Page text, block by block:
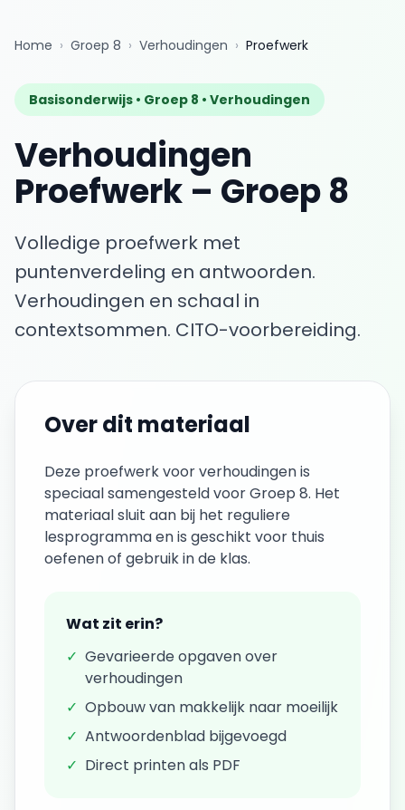
Home › Groep 8 › Verhoudingen › Proefwerk
Basisonderwijs • Groep 8 • Verhoudingen
Verhoudingen
Proefwerk – Groep 8
Volledige proefwerk met
puntenverdeling en antwoorden.
Verhoudingen en schaal in
contextsommen. CITO-voorbereiding.
Over dit materiaal
Deze proefwerkvoorverhoudingenis
speciaal samengesteld voorGroep 8. Het
materiaal sluit aan bij het reguliere
lesprogramma en is geschikt voor thuis
oefenen of gebruik in de klas.
Wat zit erin?
✓ Gevarieerde opgaven over
verhoudingen
✓ Opbouw van makkelijk naar moeilijk
✓ Antwoordenblad bijgevoegd
✓ Direct printen als PDF